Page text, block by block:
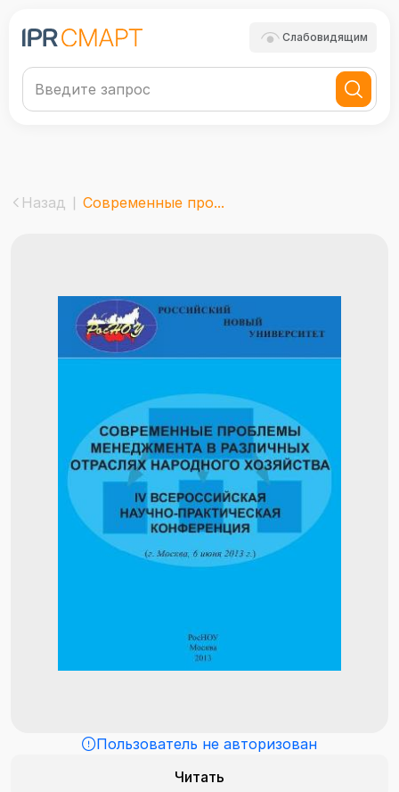
Слабовидящим
Назад Современные про...
Пользователь не авторизован
Читать